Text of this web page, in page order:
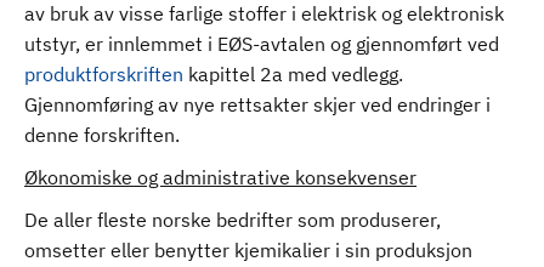
av bruk av visse farlige stoffer i elektrisk og elektronisk
utstyr, er innlemmet i EØS-avtalen og gjennomført ved
produktforskriften kapittel 2a med vedlegg.
Gjennomføring av nye rettsakter skjer ved endringer i
denne forskriften.
Økonomiske og administrative konsekvenser
De aller fleste norske bedrifter som produserer,
omsetter eller benytter kjemikalier i sin produksjon